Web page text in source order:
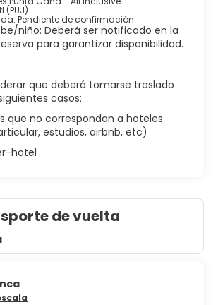
de pelo.
Palapita, uno de los 8 restaurantes de
o simplemente llama al servicio de
un servicio de recepción las 24 horas y
a tu disposición. Las instalaciones
alojamiento incluyen zona para
de reuniones. Hay un
(PUJ)
Pendiente de confirmación
niño: Deberá ser notificado en la
para garantizar disponibilidad.
que deberá tomarse traslado
casos:
que no correspondan a hoteles
estudios, airbnb, etc)
hotel
de vuelta
escala